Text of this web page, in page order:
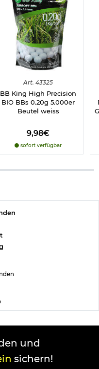
Art. 43325
BB King High Precision
BIO BBs 0.20g 5.000er
Beutel weiss
9,98€
sofort verfügbar
und
sichern!